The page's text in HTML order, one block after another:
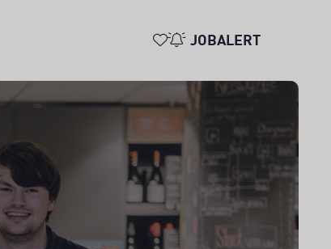
JOBALERT